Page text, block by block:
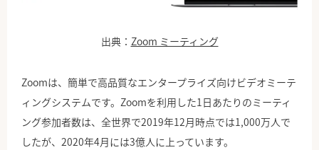
出典： Zoom ミーティング
Zoomは、簡単で高品質なエンタープライズ向けビデオミーテ
ィングシステムです。Zoomを利用した1日あたりのミーティ
ング参加者数は、全世界で2019年12月時点では1,000万人で
したが、2020年4月には3億人に上っています。